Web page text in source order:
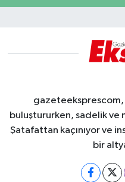
gazeteeksprescom,
buluştururken, sadelik ve
Şatafattan kaçınıyor ve
bir